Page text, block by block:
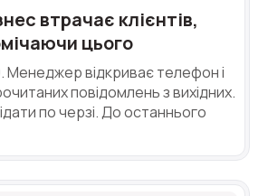
втрачає клієнтів,
цього
Менеджер відкриває телефон і
повідомлень з вихідних.
по черзі. До останнього